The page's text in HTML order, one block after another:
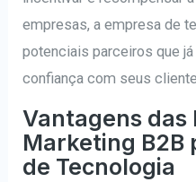
empresas, a empresa de
potenciais parceiros que
confiança com seus
Vantagens das
Marketing B2B
de Tecnologia